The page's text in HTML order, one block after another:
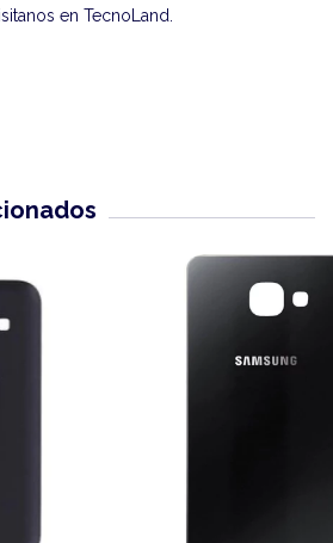
en TecnoLand